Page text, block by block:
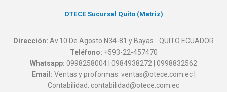
OTECE Sucursal Quito (Matriz)
Dirección: Av.10 De Agosto N34-81 y Bayas - QUITO ECUADOR
Teléfono: +593-22-457470
Whatsapp: 0998258004 | 0984938272 | 0998832562
Email: Ventas y proformas: ventas@otece.com.ec |
Contabilidad: contabilidad@otece.com.ec